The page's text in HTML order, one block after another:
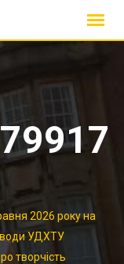
2026 року на
УДХТУ
творчість